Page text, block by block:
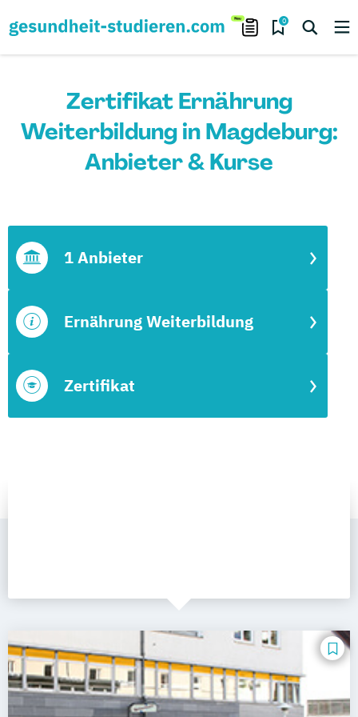
0
Zertifikat Ernährung
Weiterbildung in Magdeburg:
Anbieter & Kurse
Zertifikat
Ernährung Weiterbildung
1 Anbieter